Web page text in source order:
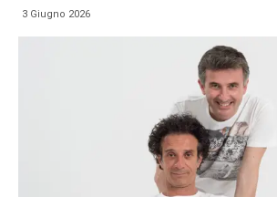
3 Giugno 2026